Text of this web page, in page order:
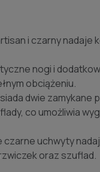
i czarny nadaje
nogi i
obciążeniu.
dwie zamykane
co umożliwia
czarne uchwyty
oraz szuflad.